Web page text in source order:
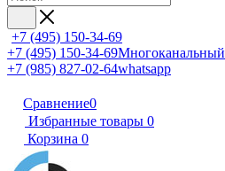
+7 (495) 150-34-69
+7 (495) 150-34-69Многоканальный
+7 (985) 827-02-64whatsapp
Сравнение0
Избранные товары 0
Корзина 0